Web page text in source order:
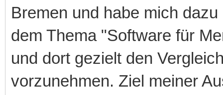
Bremen und habe mich
dem Thema "Software für
und dort gezielt den
vorzunehmen. Ziel meiner